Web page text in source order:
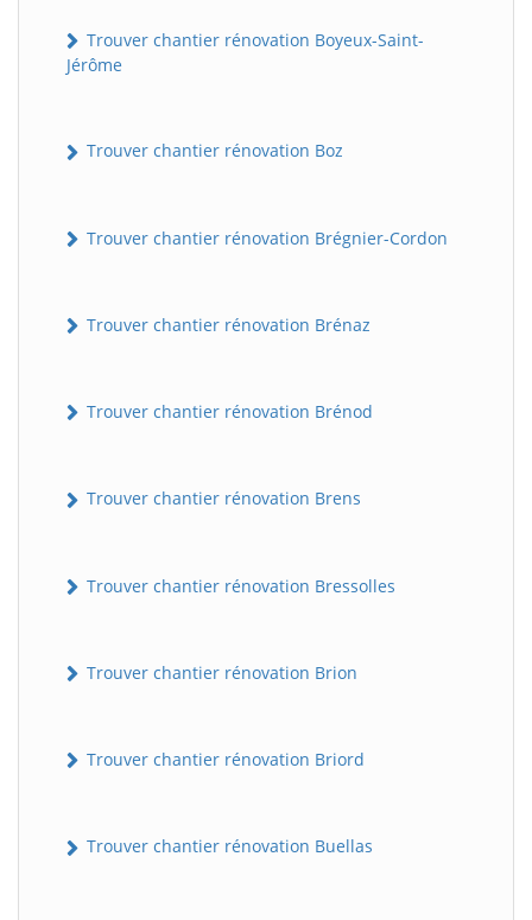
Trouver chantier rénovation Boyeux-Saint-
Jérôme
Trouver chantier rénovation Boz
Trouver chantier rénovation Brégnier-Cordon
Trouver chantier rénovation Brénaz
Trouver chantier rénovation Brénod
Trouver chantier rénovation Brens
Trouver chantier rénovation Bressolles
Trouver chantier rénovation Brion
Trouver chantier rénovation Briord
Trouver chantier rénovation Buellas